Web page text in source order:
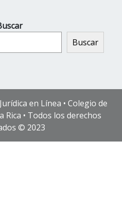
Buscar
en Línea • Colegio de
Rica • Todos los derechos
© 2023